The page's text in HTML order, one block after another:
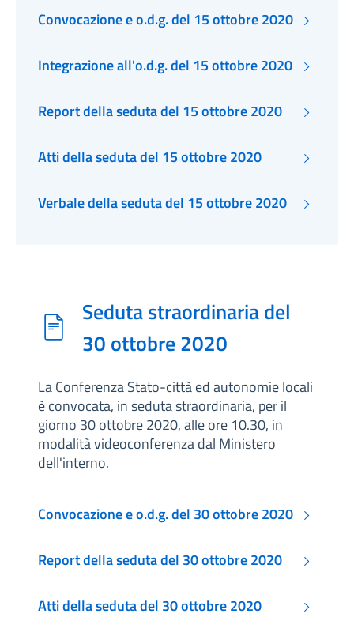
Convocazione e o.d.g. del 15 ottobre 2020
Integrazione all'o.d.g. del 15 ottobre 2020
Report della seduta del 15 ottobre 2020
Atti della seduta del 15 ottobre 2020
Verbale della seduta del 15 ottobre 2020
Seduta straordinaria del
30 ottobre 2020
La Conferenza Stato-città ed autonomie locali
è convocata, in seduta straordinaria, per il
giorno 30 ottobre 2020, alle ore 10.30, in
modalità videoconferenza dal Ministero
dell'interno.
Convocazione e o.d.g. del 30 ottobre 2020
Report della seduta del 30 ottobre 2020
Atti della seduta del 30 ottobre 2020